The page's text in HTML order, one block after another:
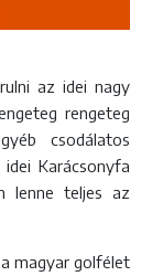
az idei nagy
rengeteg
csodálatos
Karácsonyfa
lenne teljes az
magyar golfélet